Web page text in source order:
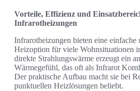
Vorteile, Effizienz und
Infrarotheizungen
Infrarotheizungen bieten eine einfache
Heizoption für viele Wohnsituationen
direkte Strahlungswärme erzeugt ein
Wärmegefühl, das oft als Infrarot
Der praktische Aufbau macht sie bei
punktuellen Heizlösungen beliebt.